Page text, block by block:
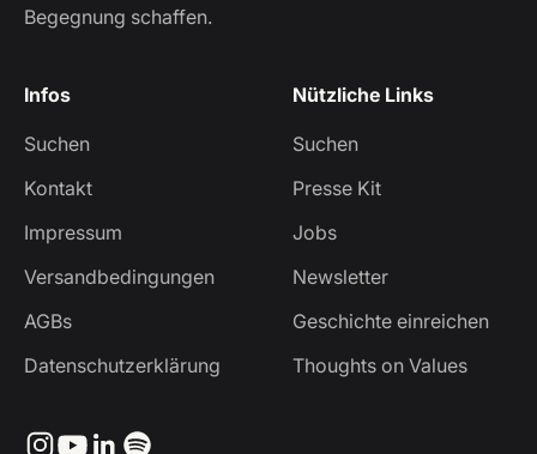
Begegnung schaffen.
Infos
Suchen
Kontakt
Impressum
Versandbedingungen
AGBs
Datenschutzerklärung
Nützliche Links
Suchen
Presse Kit
Jobs
Newsletter
Geschichte einreichen
Thoughts on Values